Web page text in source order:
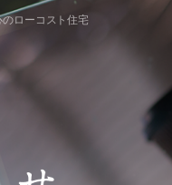
のローコスト住宅